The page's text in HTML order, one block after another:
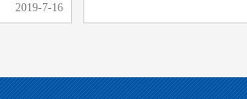
2019-7-16